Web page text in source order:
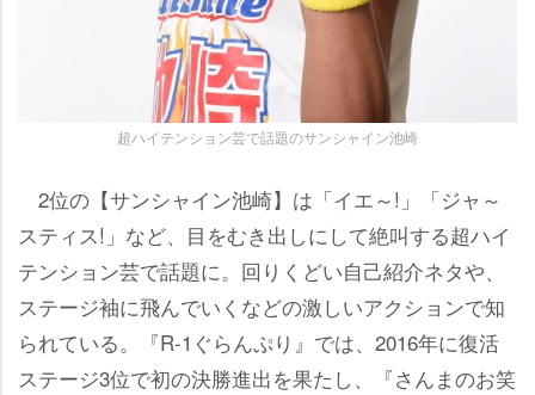
超ハイテンション芸で話題のサンシャイン池崎
2位の【サンシャイン池崎】は「イエ～!」「ジャ～
スティス!」など、目をむき出しにして絶叫する超ハイ
テンション芸で話題に。回りくどい自己紹介ネタや、
ステージ袖に飛んでいくなどの激しいアクションで知
られている。『R-1ぐらんぷり』では、2016年に復活
ステージ3位で初の決勝進出を果たし、『さんまのお笑